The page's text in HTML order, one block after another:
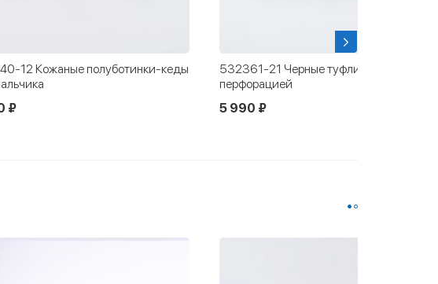
21 Черные туфли с
₽
531344-11 Текстильные кеды синий
4 590 ₽